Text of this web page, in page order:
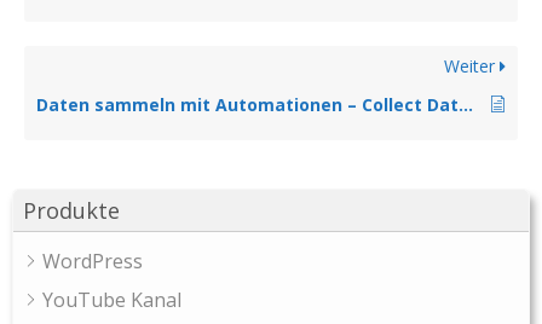
Produkte
WordPress
YouTube Kanal
Weiter
Daten sammeln mit Automationen – Collect Data Schritt erklärt